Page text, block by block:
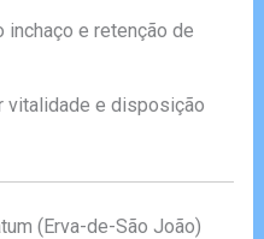
inchaço e retenção de
vitalidade e disposição
(Erva-de-São João)